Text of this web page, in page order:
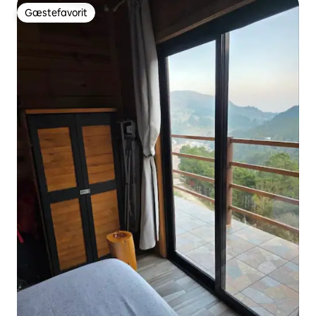
Gæstefavorit
Gæstefavorit